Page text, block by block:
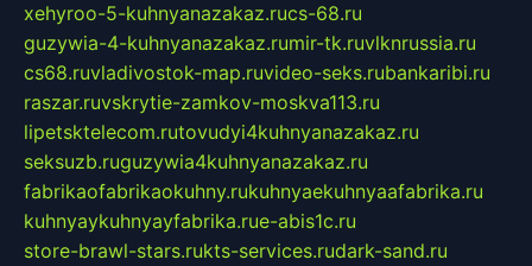
xehyroo-5-kuhnyanazakaz.rucs-68.ru
guzywia-4-kuhnyanazakaz.rumir-tk.ruvlknrussia.ru
cs68.ruvladivostok-map.ruvideo-seks.rubankaribi.ru
raszar.ruvskrytie-zamkov-moskva113.ru
lipetsktelecom.rutovudyi4kuhnyanazakaz.ru
seksuzb.ruguzywia4kuhnyanazakaz.ru
fabrikaofabrikaokuhny.rukuhnyaekuhnyaafabrika.ru
kuhnyaykuhnyayfabrika.rue-abis1c.ru
store-brawl-stars.rukts-services.rudark-sand.ru